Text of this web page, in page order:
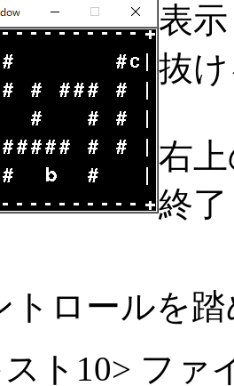
表
抜
右
終
トロールを
ト10> ファ